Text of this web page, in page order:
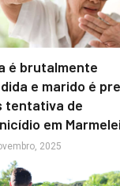
é brutalmente
e marido é
tentativa de
em
2025